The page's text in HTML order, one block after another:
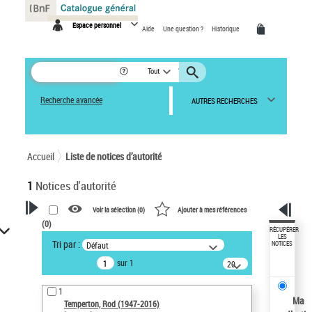
Espace personnel Aide Une question ? Historique
Tout
Recherche avancée AUTRES RECHERCHES
Accueil Liste de notices d’autorité
1 Notices d'autorité
VOTRE RECHERCHE
Recherche avancée dans les
notices d’autorité
Œuvres liées à l'auteur :
Temperton, Rod (1947-2016)
Voir la sélection (0) Ajouter à mes références
(0)
Tri par : Défaut
sur 1
20
résultats/page
1
Temperton, Rod (1947-2016)
RÉCUPÉRER
LES
NOTICES
Ma
Panneau de gestion des cookies